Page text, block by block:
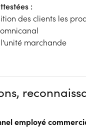
:
des clients les
marchande
employé